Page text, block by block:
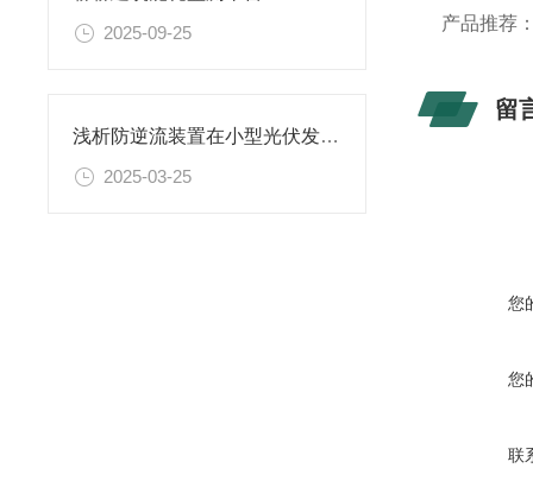
2025-09-25
浅析防逆流装置在小型光伏发电厂中的应用
2025-03-25
产品推荐
留
您
您
联